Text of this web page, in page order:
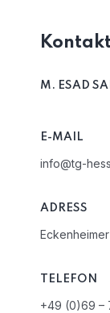
M. ESAD
E-MAIL
info@tg-
ADRESS
TELEFON
+49 (0)69 –